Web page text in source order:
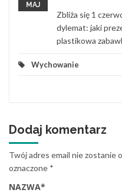
MAJ
Zbliża się 1
dylemat: jaki
plastikowa
Wychowanie
Dodaj komentarz
Twój adres email nie zostanie
oznaczone *
NAZWA*